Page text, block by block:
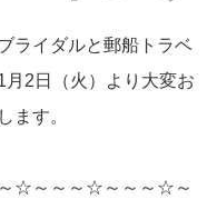
ライダルと郵船トラベ
2日（火）より大変お
ます。
☆～～～☆～～～☆～